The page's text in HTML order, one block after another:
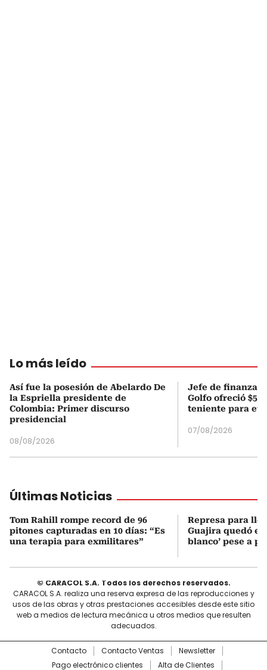
Lo más leído
Así fue la posesión de Abelardo De
la Espriella presidente de
Colombia: Primer discurso
presidencial
08/08/2026
Jefe de finanzas
Golfo ofreció
teniente para
07/08/2026
Últimas Noticias
Tom Rahill rompe record de 96
pitones capturadas en 10 días: “Es
una terapia para exmilitares”
Represa para
Guajira quedó en
blanco’ pese a
© CARACOL S.A. Todos los derechos reservados.
CARACOL S.A. realiza una reserva expresa de las reproducciones y
usos de las obras y otras prestaciones accesibles desde este sitio
web a medios de lectura mecánica u otros medios que resulten
adecuados.
Contacto Contacto Ventas
Newsletter
Pago electrónico clientes
Alta de Clientes